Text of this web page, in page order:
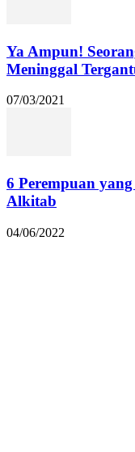
Ya Ampun!
Meninggal
07/03/2021
6 Perempuan
Alkitab
04/06/2022